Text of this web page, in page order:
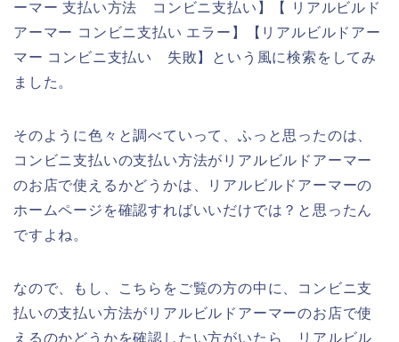
ーマー 支払い方法 コンビニ支払い】【 リアルビルド
アーマー コンビニ支払い エラー】【リアルビルドアー
マー コンビニ支払い 失敗】という風に検索をしてみ
ました。
そのように色々と調べていって、ふっと思ったのは、
コンビニ支払いの支払い方法がリアルビルドアーマー
のお店で使えるかどうかは、リアルビルドアーマーの
ホームページを確認すればいいだけでは？と思ったん
ですよね。
なので、もし、こちらをご覧の方の中に、コンビニ支
払いの支払い方法がリアルビルドアーマーのお店で使
えるのかどうかを確認したい方がいたら、リアルビル